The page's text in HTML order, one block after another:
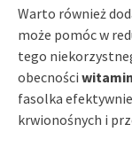
Warto również
może pomóc w
tego
obecności
fasolka
krwionośnych i